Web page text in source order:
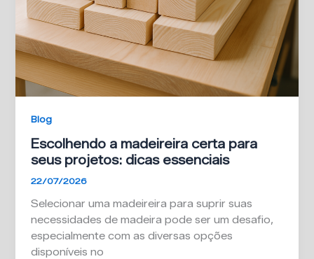
Blog
Escolhendo a madeireira certa para
seus projetos: dicas essenciais
22/07/2026
Selecionar uma madeireira para suprir suas
necessidades de madeira pode ser um desafio,
especialmente com as diversas opções
disponíveis no